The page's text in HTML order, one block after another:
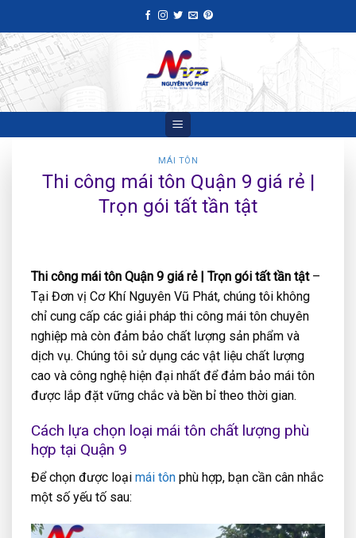
to
content
MÁI TÔN
Thi công mái tôn Quận 9 giá rẻ |
Trọn gói tất tần tật
Thi công mái tôn Quận 9 giá rẻ | Trọn gói tất tần tật–
Tại Đơn vị Cơ Khí Nguyên Vũ Phát, chúng tôi không
chỉ cung cấp các giải pháp thi công mái tôn chuyên
nghiệp mà còn đảm bảo chất lượng sản phẩm và
dịch vụ. Chúng tôi sử dụng các vật liệu chất lượng
cao và công nghệ hiện đại nhất để đảm bảo mái tôn
được lắp đặt vững chắc và bền bỉ theo thời gian.
Cách lựa chọn loại mái tôn chất lượng phù
hợp tại Quận 9
Để chọn được loại mái tôn phù hợp, bạn cần cân nhắc
một số yếu tố sau: